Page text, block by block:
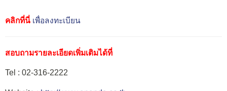
คลิกที่นี่ เพื่อลงทะเบียน
สอบถามรายละเอียดเพิ่มเติมได้ที่
Tel : 02-316-2222